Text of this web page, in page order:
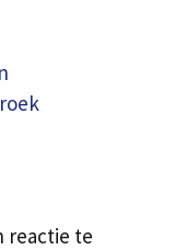
reactie te